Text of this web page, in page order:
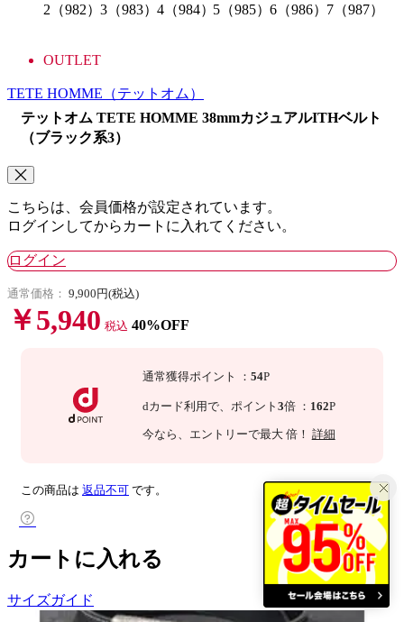
2（982）3（983）4（984）5（985）6（986）7（987）
OUTLET
TETE HOMME （テットオム）
テットオム TETE HOMME 38mmカジュアルITHベルト
（ブラック系3）
こちらは、会員価格が設定されています。
ログインしてからカートに入れてください。
ログイン
通常価格： 9,900円(税込)
￥5,940 税込 40%OFF
通常獲得ポイント ： 54P
dカード利用で、 ポイント 3倍 ： 162P
今なら 、エントリーで最大 倍！ 詳細
この商品は 返品不可 です。
カートに入れる
サイズガイド